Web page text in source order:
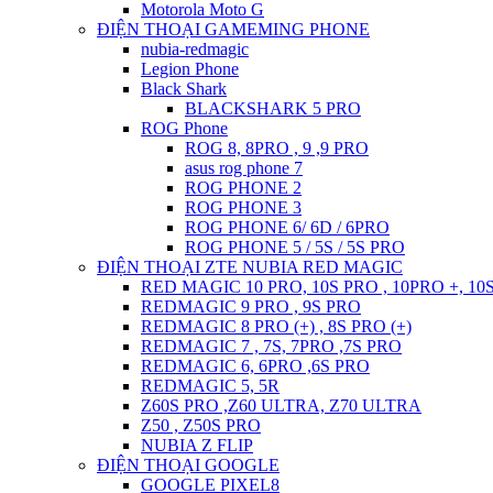
Motorola Moto G
ĐIỆN THOẠI GAMEMING PHONE
nubia-redmagic
Legion Phone
Black Shark
BLACKSHARK 5 PRO
ROG Phone
ROG 8, 8PRO , 9 ,9 PRO
asus rog phone 7
ROG PHONE 2
ROG PHONE 3
ROG PHONE 6/ 6D / 6PRO
ROG PHONE 5 / 5S / 5S PRO
ĐIỆN THOẠI ZTE NUBIA RED MAGIC
RED MAGIC 10 PRO, 10S PRO , 10PRO +,
REDMAGIC 9 PRO , 9S PRO
REDMAGIC 8 PRO (+) , 8S PRO (+)
REDMAGIC 7 , 7S, 7PRO ,7S PRO
REDMAGIC 6, 6PRO ,6S PRO
REDMAGIC 5, 5R
Z60S PRO ,Z60 ULTRA, Z70 ULTRA
Z50 , Z50S PRO
NUBIA Z FLIP
ĐIỆN THOẠI GOOGLE
GOOGLE PIXEL8